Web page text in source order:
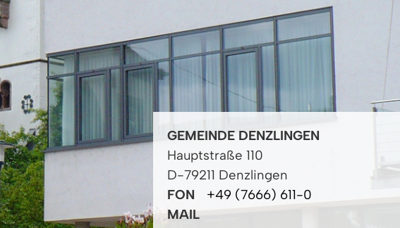
GEMEINDE DENZLINGEN
Hauptstraße 110
D-79211 Denzlingen
FON
+49 (7666) 611-0
MAIL